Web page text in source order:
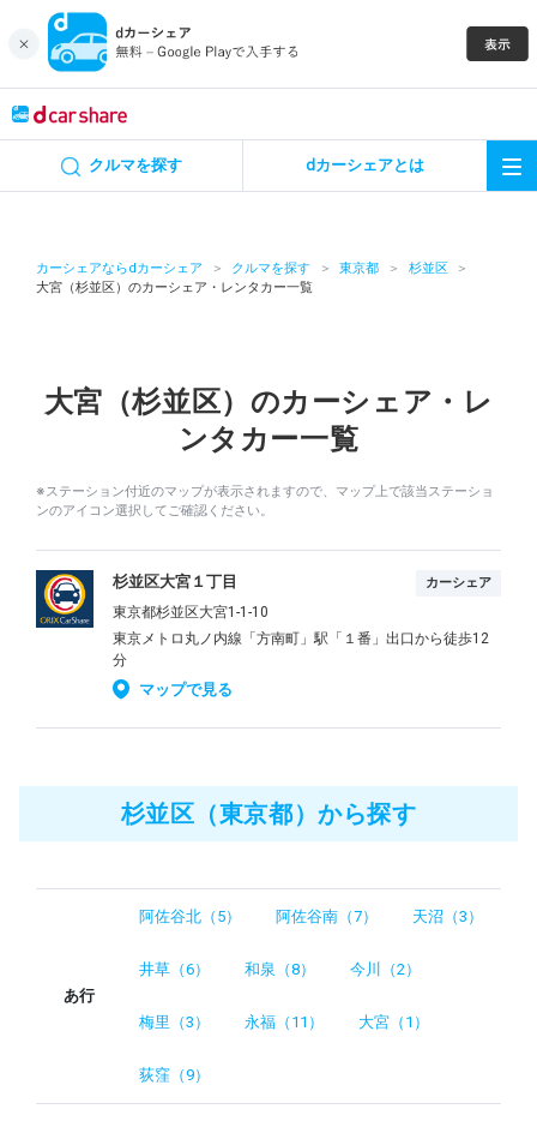
クルマを探す dカーシェアとは
カーシェアならdカーシェア クルマを探す 東京都
杉並区
大宮（杉並区）のカーシェア・レンタカー一覧
大宮（杉並区）のカーシェア・レ
ンタカー一覧
※ステーション付近のマップが表示されますので、マップ上で該当ステーショ
ンのアイコン選択してご確認ください。
杉並区大宮１丁目 カーシェア
東京都杉並区大宮1-1-10
東京メトロ丸ノ内線「方南町」駅「１番」出口から徒歩12
分
マップで見る
杉並区（東京都）から探す
あ行
阿佐谷北（5） 阿佐谷南（7） 天沼（3）
井草（6） 和泉（8） 今川（2）
梅里（3） 永福（11） 大宮（1）
荻窪（9）
カーシェア
特集
アプリの使い方